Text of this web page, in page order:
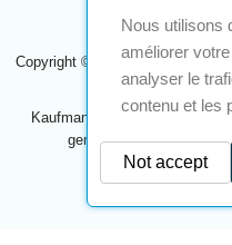
Copyright © 2024 A2S ATEX.
Kaufmann, der von der
genehmigt wurde,
Nous utilisons
améliorer
analyser le
contenu et les
Not accept